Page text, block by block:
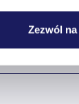
Zezwól